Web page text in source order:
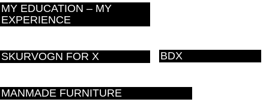
MY EDUCATION – MY
EXPERIENCE
SKURVOGN FOR X BDX
MANMADE FURNITURE